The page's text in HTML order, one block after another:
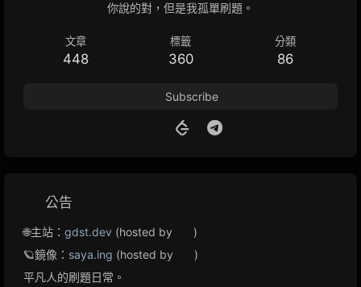
你說的對，但是我孤單刷題。
文章
448
標籤
360
分類
86
Subscribe
公告
🌐主站： gdst.dev (hosted by
)
🪐鏡像： saya.ing (hosted by
)
平凡人的刷題日常。